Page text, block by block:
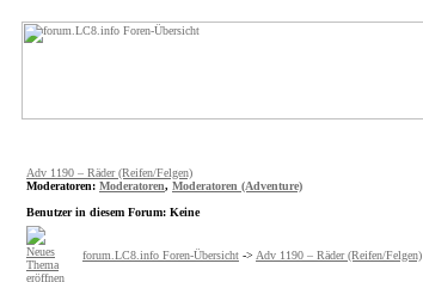
Adv 1190 – Räder (Reifen/Felgen)
Moderatoren: Moderatoren, Moderatoren (Adventure)
Benutzer in diesem Forum: Keine
forum.LC8.info Foren-Übersicht -> Adv 1190 – Räder (Reifen/Felgen)